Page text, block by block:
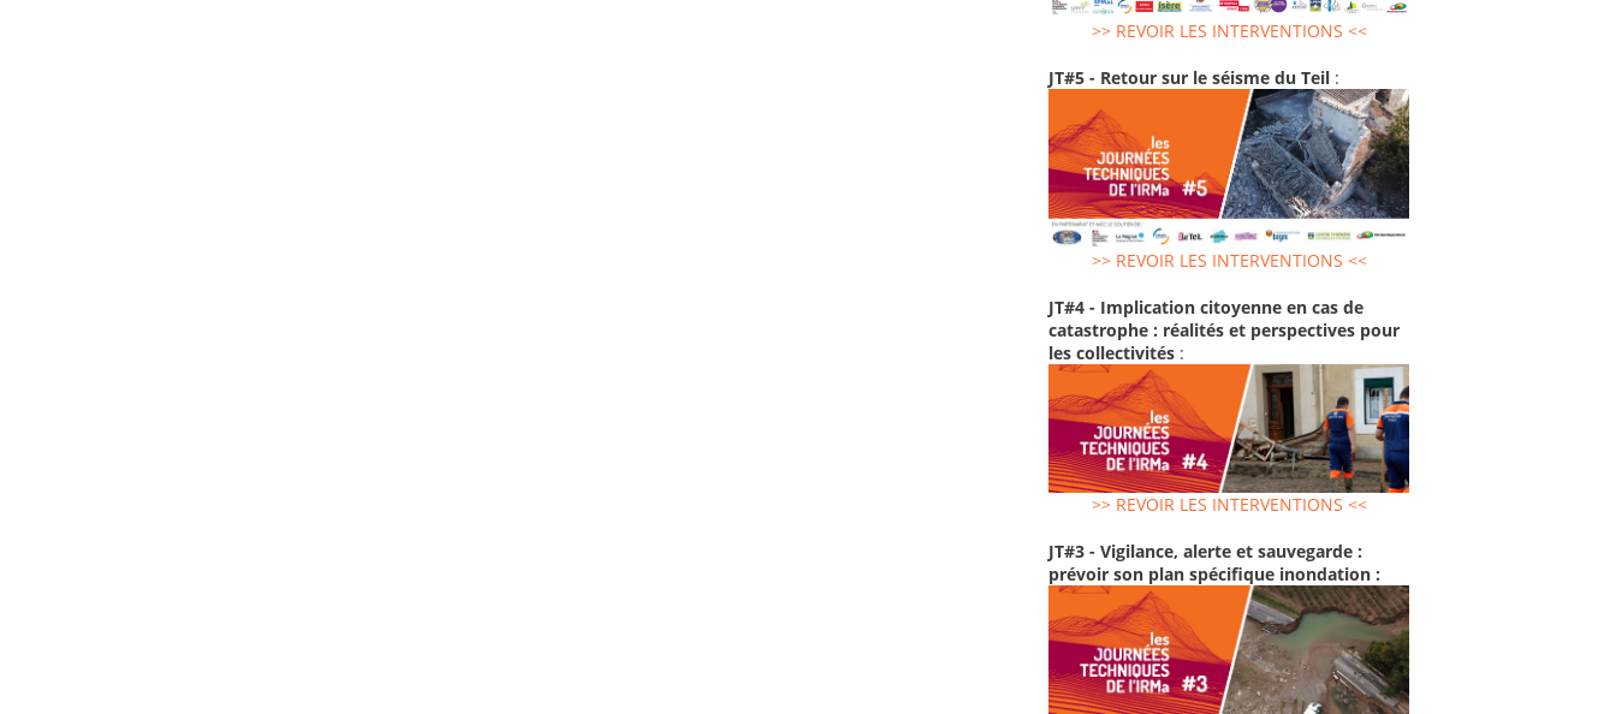
>> REVOIR LES INTERVENTIONS <<
JT#5 - Retour sur le séisme du Teil :
>> REVOIR LES INTERVENTIONS <<
JT#4 - Implication citoyenne en cas de
catastrophe : réalités et perspectives pour
les collectivités :
>> REVOIR LES INTERVENTIONS <<
JT#3 - Vigilance, alerte et sauvegarde :
prévoir son plan spécifique inondation :